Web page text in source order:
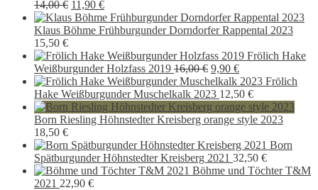
14,00€ Ursprünglicher
Preis
war:
11,90 €Aktueller
Preis
ist:
Klaus Böhme Frühburgunder Dorndorfer Rappental 2023
15,50 €
Frölich Hake
Weißburgunder Holzfass 2019 16,00€ Ursprünglicher
Preis
war:
16,00 €
9,90 €Aktueller
Preis
ist:
9,90 €.
Frölich
Hake Weißburgunder Muschelkalk 2023 12,50 €
Born Riesling Höhnstedter Kreisberg orange style 2023
18,50 €
Born
Spätburgunder Höhnstedter Kreisberg 2021 32,50 €
Böhme und Töchter T&M
2021 22,90 €